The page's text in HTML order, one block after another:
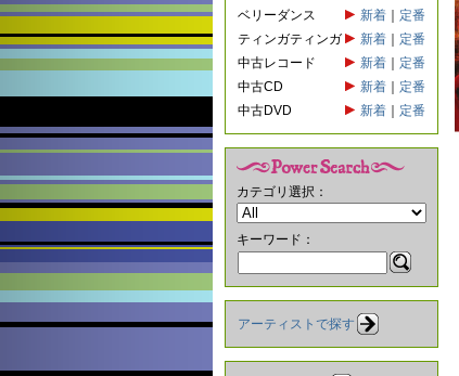
ベリーダンス
新着
定番
ティンガティンガ
新着
定番
中古レコード
新着
定番
中古CD
新着
定番
中古DVD
新着 定番
カテゴリ選択：
キーワード：
アーティストで探す